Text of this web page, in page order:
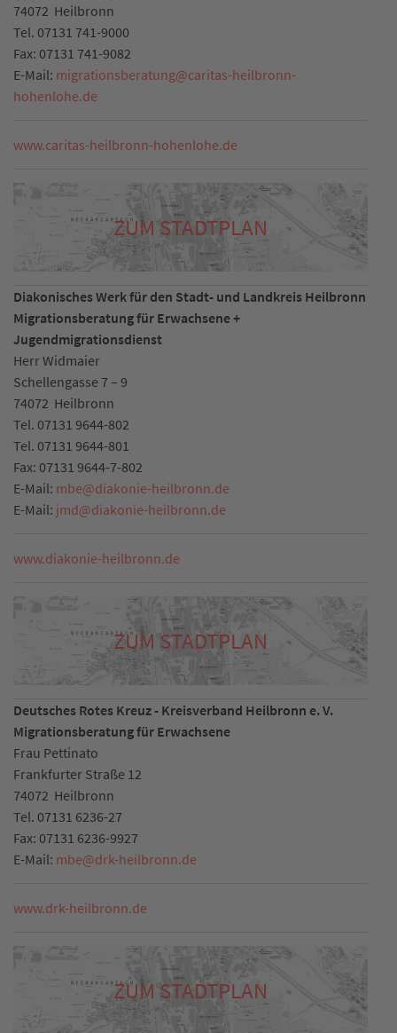
74072 Heilbronn
Tel. 07131 741-9000
Fax: 07131 741-9082
E-Mail: migrationsberatung@caritas-heilbronn-
hohenlohe.de
www.caritas-heilbronn-hohenlohe.de
ZUM STADTPLAN
Diakonisches Werk für den Stadt- und Landkreis Heilbronn
Migrationsberatung für Erwachsene +
Jugendmigrationsdienst
Herr Widmaier
Schellengasse 7 – 9
74072 Heilbronn
Tel. 07131 9644-802
Tel. 07131 9644-801
Fax: 07131 9644-7-802
E-Mail: mbe@diakonie-heilbronn.de
E-Mail: jmd@diakonie-heilbronn.de
www.diakonie-heilbronn.de
ZUM STADTPLAN
Deutsches Rotes Kreuz - Kreisverband Heilbronn e. V.
Migrationsberatung für Erwachsene
Frau Pettinato
Frankfurter Straße 12
74072 Heilbronn
Tel. 07131 6236-27
Fax: 07131 6236-9927
E-Mail: mbe@drk-heilbronn.de
www.drk-heilbronn.de
ZUM STADTPLAN